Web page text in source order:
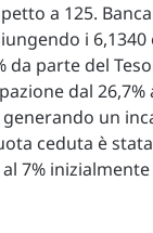
a 125.
i
da parte del
dal 26,7%
un
ceduta è
7%